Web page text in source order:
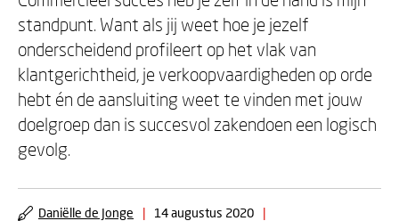
standpunt. Want als jij weet hoe je jezelf
onderscheidend profileert op het vlak van
klantgerichtheid, je verkoopvaardigheden op orde
hebt én de aansluiting weet te vinden met jouw
doelgroep dan is succesvol zakendoen een logisch
gevolg.
Daniëlle de Jonge | 14 augustus 2020
|